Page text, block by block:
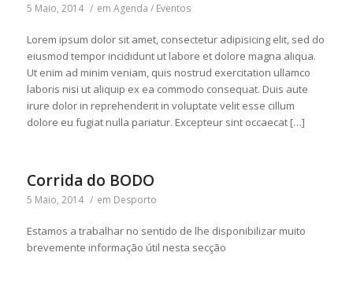
5 Maio, 2014 / em Agenda / Eventos
Lorem ipsum dolor sit amet, consectetur adipisicing elit, sed do
eiusmod tempor incididunt ut labore et dolore magna aliqua.
Ut enim ad minim veniam, quis nostrud exercitation ullamco
laboris nisi ut aliquip ex ea commodo consequat. Duis aute
irure dolor in reprehenderit in voluptate velit esse cillum
dolore eu fugiat nulla pariatur. Excepteur sint occaecat […]
Corrida do BODO
5 Maio, 2014 / em Desporto
Estamos a trabalhar no sentido de lhe disponibilizar muito
brevemente informação útil nesta secção